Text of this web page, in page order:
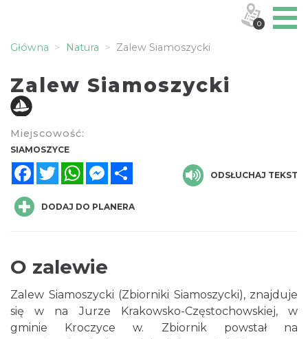
Główna Natura Zalew Siamoszycki
Zalew Siamoszycki
Miejscowość:
SIAMOSZYCE
FacebookTwitterWhatsAppMessenger
ODSŁUCHAJ TEKST
DODAJ DO PLANERA
O zalewie
Zalew Siamoszycki (Zbiorniki Siamoszycki), znajduje
się w na Jurze Krakowsko-Częstochowskiej, w
gminie Kroczyce w. Zbiornik powstał na
0